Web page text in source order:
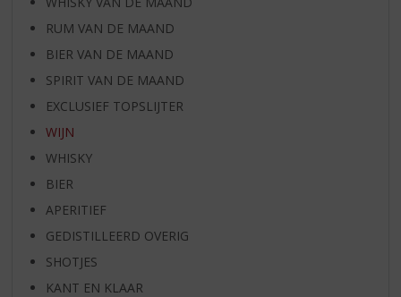
RUM VAN DE MAAND
BIER VAN DE MAAND
SPIRIT VAN DE MAAND
EXCLUSIEF TOPSLIJTER
WIJN
WHISKY
BIER
APERITIEF
GEDISTILLEERD OVERIG
SHOTJES
KANT EN KLAAR